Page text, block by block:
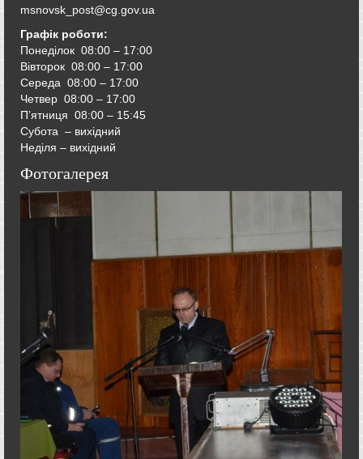
msnovsk_post@cg.gov.ua
Графік роботи:
Понеділок 08:00 – 17:00
Вівторок 08:00 – 17:00
Середа 08:00 – 17:00
Четвер 08:00 – 17:00
П’ятниця 08:00 – 15:45
Субота – вихідний
Неділя – вихідний
Фотогалерея